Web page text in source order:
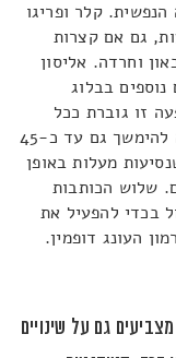
קלר ופריגו
גם אם קצרות
וחרדה. אליסון
בבלוג
זו גוברת ככל
שמרבים בתדירות הטיולים, וכי היא עשויה להימשך גם עד כ-45
מעלות באופן
שלוש הכותבות
בכדי להפעיל את
העונג דופמין.
גם על שינויים